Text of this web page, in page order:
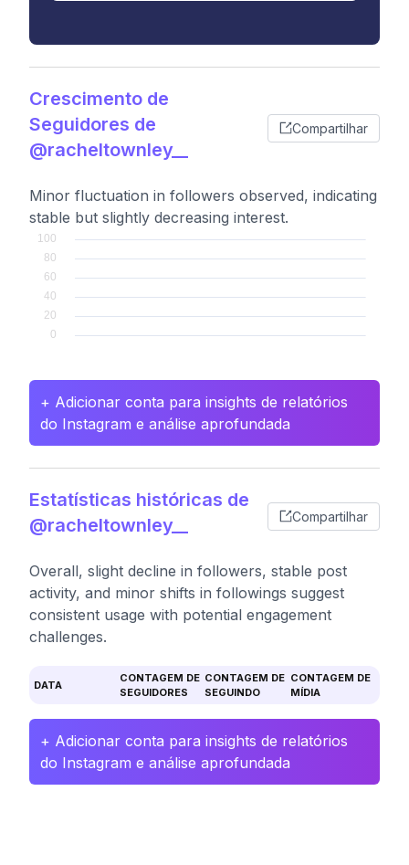
Crescimento de
Seguidores de
@racheltownley__
Compartilhar
Minor fluctuation in followers observed, indicating
stable but slightly decreasing interest.
+ Adicionar conta para insights de relatórios
do Instagram e análise aprofundada
Estatísticas históricas de
@racheltownley__
Compartilhar
Overall, slight decline in followers, stable post
activity, and minor shifts in followings suggest
consistent usage with potential engagement
challenges.
DATA
CONTAGEM DE
SEGUIDORES
CONTAGEM DE
SEGUINDO
CONTAGEM DE
MÍDIA
+ Adicionar conta para insights de relatórios
do Instagram e análise aprofundada